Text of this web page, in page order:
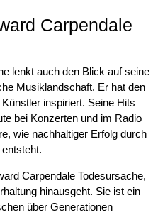
Carpendale
lenkt auch den Blick auf seine
Musiklandschaft. Er hat den
inspiriert. Seine Hits
bei Konzerten und im Radio
wie nachhaltiger Erfolg durch
Carpendale Todesursache,
hinausgeht. Sie ist ein
über Generationen